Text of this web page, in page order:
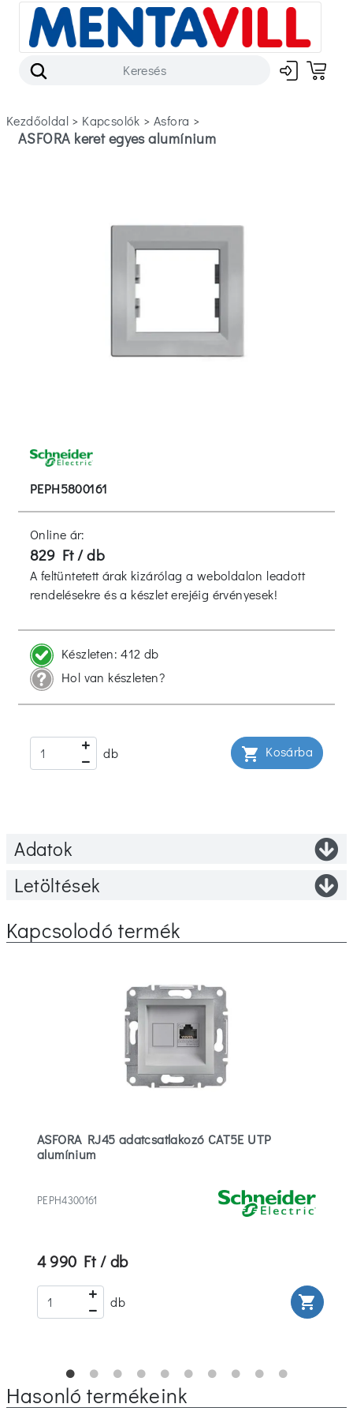
Kezdőoldal > kapcsolók > asfora >
ASFORA keret egyes alumínium
PEPH5800161
Online ár:
829 Ft / db
A feltüntetett árak kizárólag a weboldalon leadott
rendelésekre és a készlet erejéig érvényesek!
Készleten:412 db
Hol van készleten?
db shopping_cart Kosárba
Adatok
Letöltések
Kapcsolodó termék
ASFORA RJ45 adatcsatlakozó CAT5E UTP
alumínium
PEPH4300161
4 990 Ft / db
db shopping_cart
Hasonló termékeink